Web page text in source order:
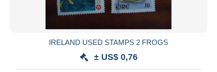
IRELAND USED STAMPS 2 FROGS
± US$ 0,76